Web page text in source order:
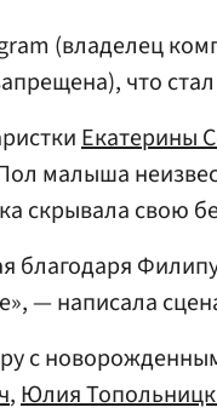
(владелец
что
Екатерины
малыша
скрывала свою
благодаря
— написала
с
,Юлия